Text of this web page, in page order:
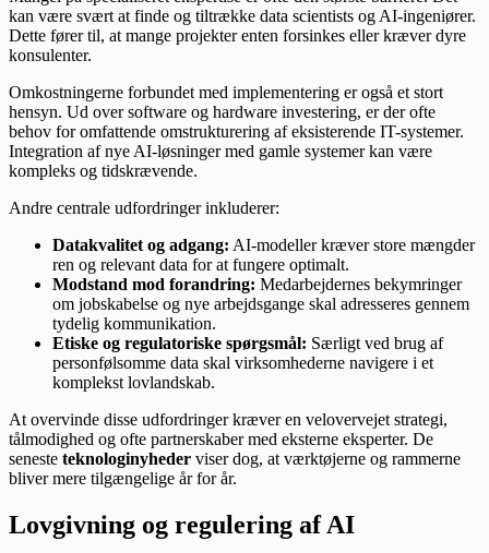
kan være svært at finde og tiltrække data scientists og AI-ingeniører.
Dette fører til, at mange projekter enten forsinkes eller kræver dyre
konsulenter.
Omkostningerne forbundet med implementering er også et stort
hensyn. Ud over software og hardware investering, er der ofte
behov for omfattende omstrukturering af eksisterende IT-systemer.
Integration af nye AI-løsninger med gamle systemer kan være
kompleks og tidskrævende.
Andre centrale udfordringer inkluderer:
Datakvalitet og adgang: AI-modeller kræver store mængder
ren og relevant data for at fungere optimalt.
Modstand mod forandring: Medarbejdernes bekymringer
om jobskabelse og nye arbejdsgange skal adresseres gennem
tydelig kommunikation.
Etiske og regulatoriske spørgsmål: Særligt ved brug af
personfølsomme data skal virksomhederne navigere i et
komplekst lovlandskab.
At overvinde disse udfordringer kræver en velovervejet strategi,
tålmodighed og ofte partnerskaber med eksterne eksperter. De
seneste teknologinyheder viser dog, at værktøjerne og rammerne
bliver mere tilgængelige år for år.
Lovgivning og regulering af AI